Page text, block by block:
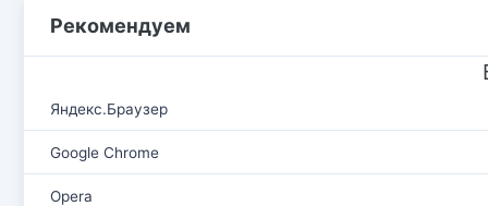
Рекомендуем
Яндекс.Браузер
Google Chrome
Opera